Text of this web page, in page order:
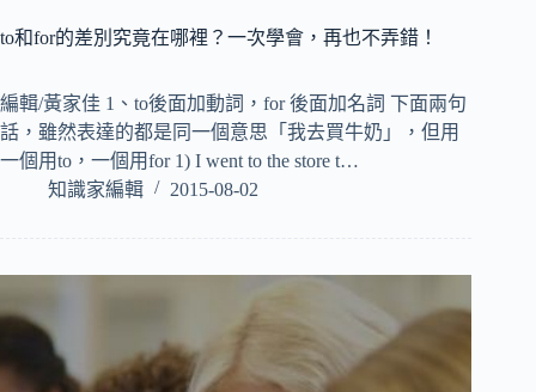
to和for的差別究竟在哪裡？一次學會，再也不弄錯！
編輯/黃家佳 1、to後面加動詞，for 後面加名詞 下面兩句
話，雖然表達的都是同一個意思「我去買牛奶」，但用
一個用to，一個用for 1) I went to the store t…
知識家編輯
2015-08-02